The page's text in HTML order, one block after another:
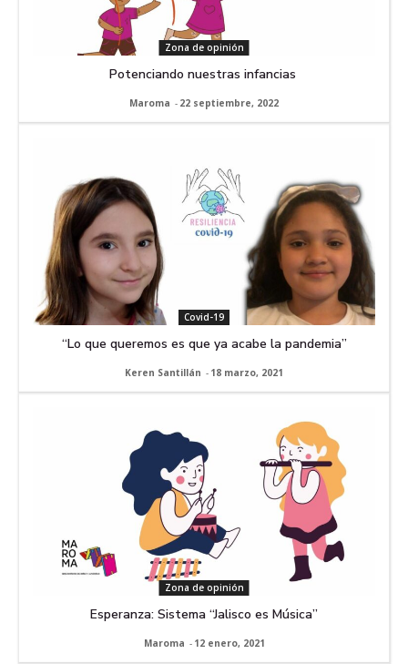
Zona de opinión
Potenciando nuestras infancias
Maroma - 22 septiembre, 2022
Covid-19
“Lo que queremos es que ya acabe la pandemia”
Keren Santillán - 18 marzo, 2021
Zona de opinión
Esperanza: Sistema “Jalisco es Música”
Maroma - 12 enero, 2021